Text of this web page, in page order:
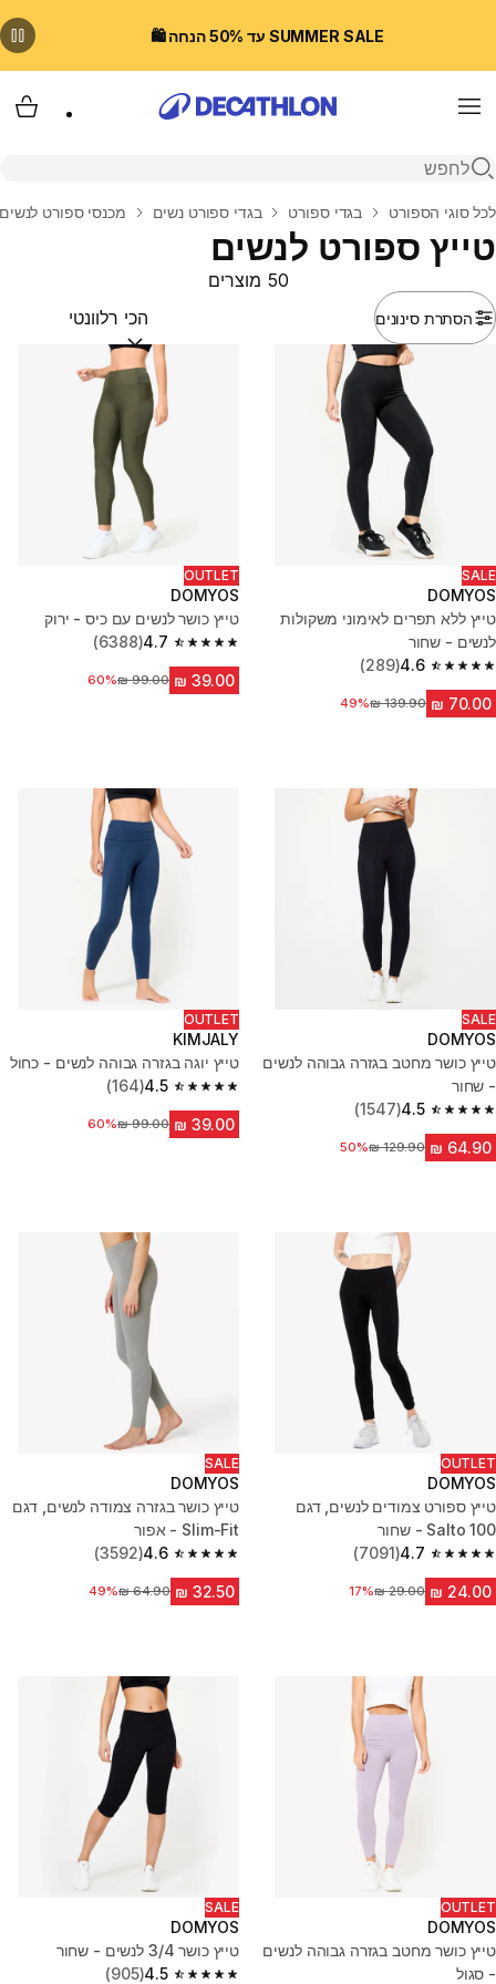
SUMMER SALE עד 50% הנחה 🛍️
Menu
פתיחת חיפוש
בית
לכל סוגי הספורט בגדי ספורט בגדי ספורט נשים מכנסי ספורט
טייץ ספורט לנשים
הסתרת סינונים
50 מוצרים
מיין לפי:(optional)
SALE
DOMYOS
טייץ ללא תפרים לאימוני משקולות
לנשים - שחור
4.6
4.6 out of 5 stars from 289 reviews
(289)
מחיר לפני הנחה‏139.90 ₪
49%
OUTLET
DOMYOS
טייץ כושר לנשים עם כיס - ירוק
4.7
4.7 out of 5 stars from 6388 reviews
(6388)
מחיר לפני הנחה‏99.00 ₪
60%
SALE
DOMYOS
טייץ כושר מחטב בגזרה גבוהה לנשים
- שחור
4.5
4.5 out of 5 stars from 1547 reviews
(1547)
מחיר לפני הנחה‏129.90 ₪
50%
OUTLET
KIMJALY
טייץ יוגה בגזרה גבוהה לנשים - כחול
4.5
4.5 out of 5 stars from 164 reviews
(164)
מחיר לפני הנחה‏99.00 ₪
60%
OUTLET
DOMYOS
טייץ ספורט צמודים לנשים, דגם
Salto 100 - שחור
4.7
4.7 out of 5 stars from 7091 reviews
(7091)
מחיר לפני הנחה‏29.00 ₪
17%
SALE
DOMYOS
טייץ כושר בגזרה צמודה לנשים, דגם
Slim-Fit - אפור
4.6
4.6 out of 5 stars from 3592 reviews
(3592)
מחיר לפני הנחה‏64.90 ₪
49%
OUTLET
DOMYOS
טייץ כושר מחטב בגזרה גבוהה לנשים
- סגול
SALE
DOMYOS
טייץ כושר 3/4 לנשים - שחור
4.5
(905)